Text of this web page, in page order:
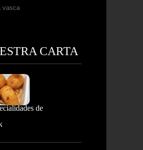
vasca
CARTA
de